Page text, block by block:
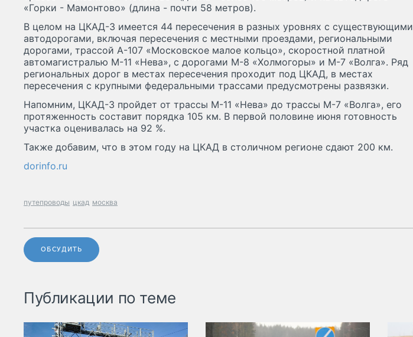
«Горки - Мамонтово» (длина - почти 58 метров).
В целом на ЦКАД-3 имеется 44 пересечения в разных уровнях с существующими
автодорогами, включая пересечения с местными проездами, региональными
дорогами, трассой А-107 «Московское малое кольцо», скоростной платной
автомагистралью М-11 «Нева», с дорогами М-8 «Холмогоры» и М-7 «Волга». Ряд
региональных дорог в местах пересечения проходит под ЦКАД, в местах
пересечения с крупными федеральными трассами предусмотрены развязки.
Напомним, ЦКАД-3 пройдет от трассы М-11 «Нева» до трассы М-7 «Волга», его
протяженность составит порядка 105 км. В первой половине июня готовность
участка оценивалась на 92 %.
Также добавим, что в этом году на ЦКАД в столичном регионе сдают 200 км.
dorinfo.ru
путепроводы цкад москва
ОБСУДИТЬ
Публикации по теме